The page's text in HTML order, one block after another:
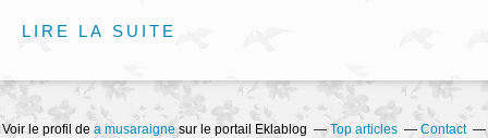
LIRE LA SUITE
Voir le profil de a musaraigne sur le portail Eklablog Top articles Contact